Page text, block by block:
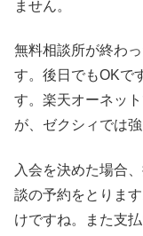
ません。
無料相談所が終わ
す。後日でもOKで
す。楽天オーネッ
が、ゼクシィでは
入会を決めた場合
談の予約をとりま
けですね。また支